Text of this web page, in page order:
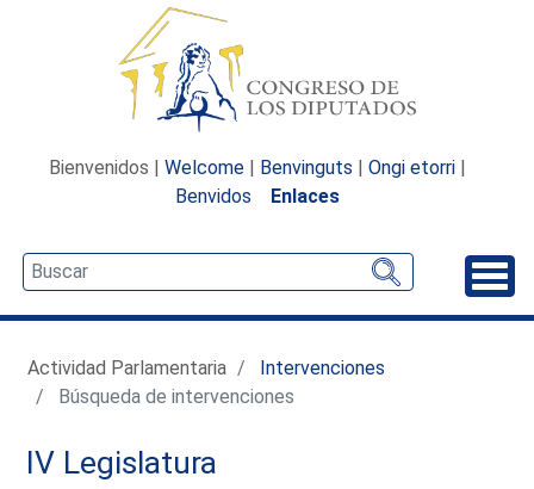
Bienvenidos | Welcome | Benvinguts | Ongi etorri |
Benvidos
Enlaces
Actividad Parlamentaria
Intervenciones
Búsqueda de intervenciones
IV Legislatura